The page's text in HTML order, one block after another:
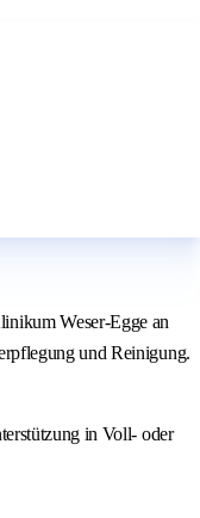
Weser‑Egge an
und Reinigung.
in Voll‑ oder